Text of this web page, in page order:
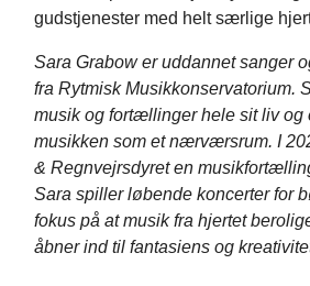
gudstjenester med helt særlige
Sara Grabow er uddannet sanger
fra Rytmisk Musikkonservatorium.
musik og fortællinger hele sit liv og
musikken som et nærværsrum. I
& Regnvejrsdyret en
Sara spiller løbende koncerter for
fokus på at musik fra hjertet
åbner ind til fantasiens og